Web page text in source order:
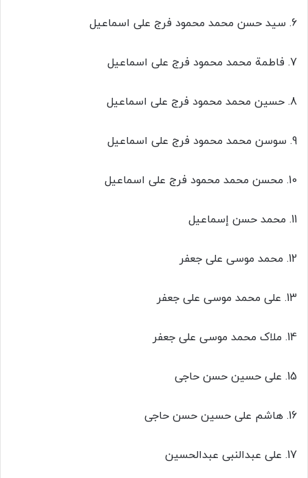
6. سید حسن محمد محمود فرج علی اسماعیل
7. فاطمة محمد محمود فرج علی اسماعیل
8. حسین محمد محمود فرج علی اسماعیل
9. سوسن محمد محمود فرج علی اسماعیل
10. محسن محمد محمود فرج علی اسماعیل
11. محمد حسن إسماعیل
12. محمد موسی علی جعفر
13. علی محمد موسی علی جعفر
14. ملاک محمد موسی علی جعفر
15. علی حسین حسن حاجی
16. هاشم علی حسین حسن حاجی
17. علی عبدالنبی عبدالحسین